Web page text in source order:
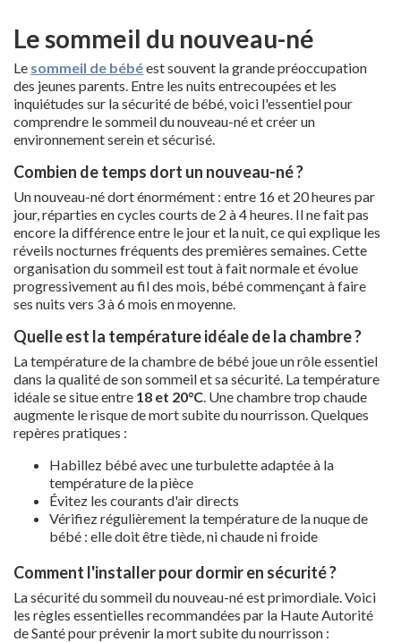
Le sommeil du nouveau-né
Le sommeil de bébéest souvent la grande préoccupation
des jeunes parents. Entre les nuits entrecoupées et les
inquiétudes sur la sécurité de bébé, voici l'essentiel pour
comprendre le sommeil du nouveau-né et créer un
environnement serein et sécurisé.
Combien de temps dort un nouveau-né ?
Un nouveau-né dort énormément : entre 16 et 20 heures par
jour, réparties en cycles courts de 2 à 4 heures. Il ne fait pas
encore la différence entre le jour et la nuit, ce qui explique les
réveils nocturnes fréquents des premières semaines. Cette
organisation du sommeil est tout à fait normale et évolue
progressivement au fil des mois, bébé commençant à faire
ses nuits vers 3 à 6 mois en moyenne.
Quelle est la température idéale de la chambre ?
La température de la chambre de bébé joue un rôle essentiel
dans la qualité de son sommeil et sa sécurité. La température
idéale se situe entre 18 et 20°C . Une chambre trop chaude
augmente le risque de mort subite du nourrisson. Quelques
repères pratiques :
Habillez bébé avec une turbulette adaptée à la
température de la pièce
Évitez les courants d'air directs
Vérifiez régulièrement la température de la nuque de
bébé : elle doit être tiède, ni chaude ni froide
Comment l'installer pour dormir en sécurité ?
La sécurité du sommeil du nouveau-né est primordiale. Voici
les règles essentielles recommandées par la Haute Autorité
de Santé pour prévenir la mort subite du nourrisson :